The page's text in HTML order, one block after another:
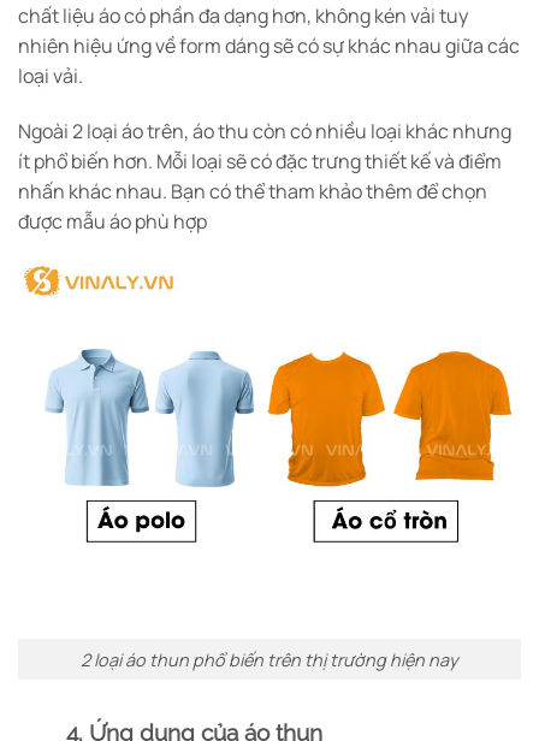
chất liệu áo có phần đa dạng hơn, không kén vải tuy
nhiên hiệu ứng về form dáng sẽ có sự khác nhau giữa các
loại vải.
Ngoài 2 loại áo trên, áo thu còn có nhiều loại khác nhưng
ít phổ biến hơn. Mỗi loại sẽ có đặc trưng thiết kế và điểm
nhấn khác nhau. Bạn có thể tham khảo thêm để chọn
được mẫu áo phù hợp
2 loại áo thun phổ biến trên thị trường hiện nay
4. Ứng dụng của áo thun